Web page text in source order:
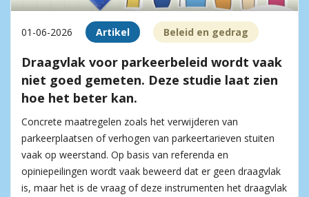
01-06-2026 Artikel Beleid en gedrag
Draagvlak voor parkeerbeleid wordt vaak
niet goed gemeten. Deze studie laat zien
hoe het beter kan.
Concrete maatregelen zoals het verwijderen van
parkeerplaatsen of verhogen van parkeertarieven stuiten
vaak op weerstand. Op basis van referenda en
opiniepeilingen wordt vaak beweerd dat er geen draagvlak
is, maar het is de vraag of deze instrumenten het draagvlak